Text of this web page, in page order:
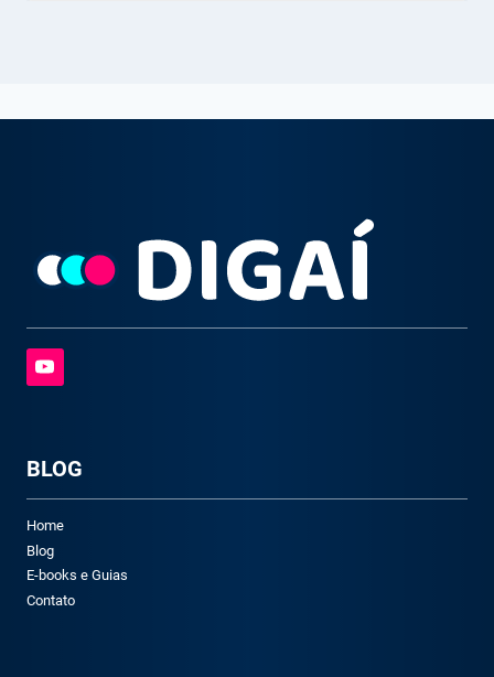
BLOG
Home
Blog
E-books e Guias
Contato